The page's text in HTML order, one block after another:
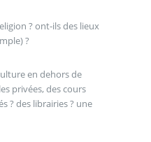
? ont-ils des lieux
?
en dehors de
privées, des cours
? des librairies ? une